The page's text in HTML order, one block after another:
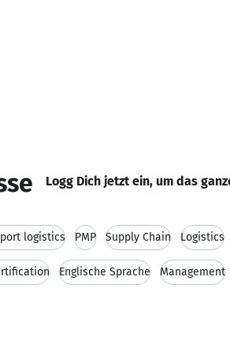
Logg Dich jetzt ein, um das
logistics PMP Supply Chain Logistics
Englische Sprache Management